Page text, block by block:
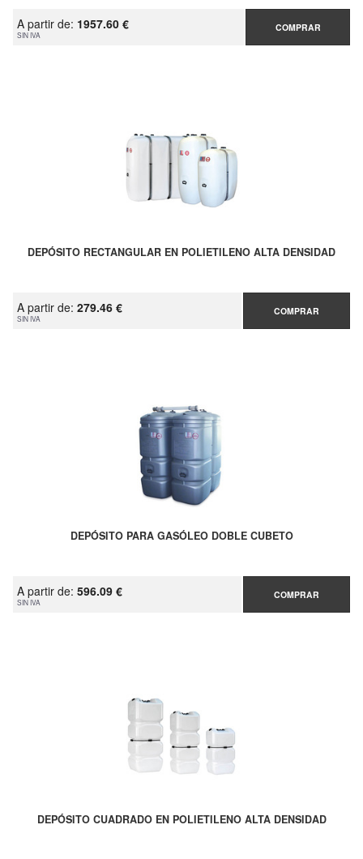
A partir de: 1957.60 €
SIN IVA
COMPRAR
DEPÓSITO RECTANGULAR EN POLIETILENO ALTA DENSIDAD
A partir de: 279.46 €
SIN IVA
COMPRAR
DEPÓSITO PARA GASÓLEO DOBLE CUBETO
A partir de: 596.09 €
SIN IVA
COMPRAR
DEPÓSITO CUADRADO EN POLIETILENO ALTA DENSIDAD